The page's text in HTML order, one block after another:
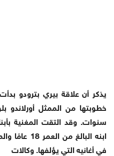
يذكر أن علاقة بيري بترودو
خطوبتها من الممثل أورلاندو
سنوات. وقد التقت المغنية
ابنه
في أغانيه التي يؤلفها. وكالات